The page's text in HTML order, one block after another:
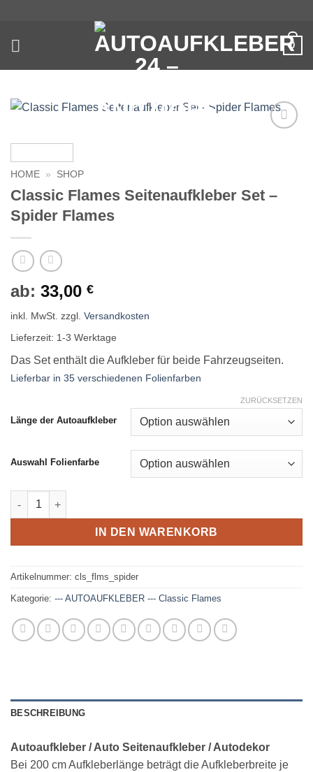
springen
0
HOME » SHOP
Classic Flames Seitenaufkleber Set –
Spider Flames
ab: 33,00 €
inkl. MwSt. zzgl. Versandkosten
Lieferzeit: 1-3 Werktage
Das Set enthält die Aufkleber für beide Fahrzeugseiten.
Lieferbar in 35 verschiedenen Folienfarben
Länge der Autoaufkleber
Auswahl Folienfarbe
ZURÜCKSETZEN
Classic Flames Seitenaufkleber Set - Spider Flames Menge
IN DEN WARENKORB
Artikelnummer: cls_flms_spider
Kategorie: --- AUTOAUFKLEBER --- Classic Flames
BESCHREIBUNG
Autoaufkleber / Auto Seitenaufkleber / Autodekor
Bei 200 cm Aufkleberlänge beträgt die Aufkleberbreite je